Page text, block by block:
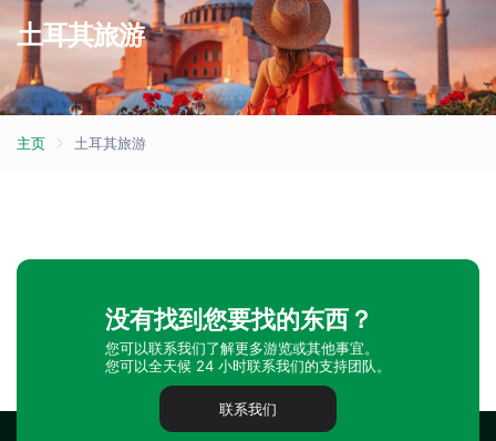
土耳其旅游
主页 土耳其旅游
没有找到您要找的东西？
您可以联系我们了解更多游览或其他事宜。
您可以全天候 24 小时联系我们的支持团队。
联系我们